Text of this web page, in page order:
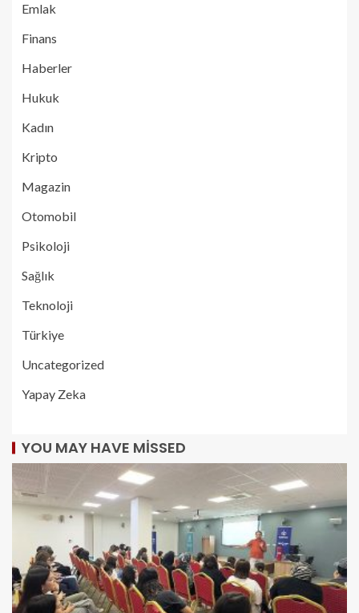
Emlak
Finans
Haberler
Hukuk
Kadın
Kripto
Magazin
Otomobil
Psikoloji
Sağlık
Teknoloji
Türkiye
Uncategorized
Yapay Zeka
YOU MAY HAVE MISSED